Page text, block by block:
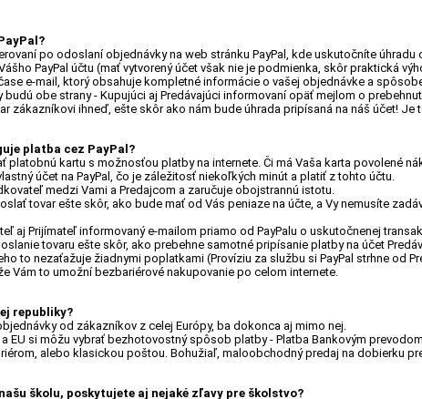
po odoslaní objednávky na web stránku PayPal, kde uskutočníte úhradu
PayPal účtu (mať vytvorený účet však nie je podmienka, skôr praktická
e-mail, ktorý obsahuje kompletné informácie o vašej objednávke a
budú obe strany - Kupujúci aj Predávajúci informovaní opäť mejlom o
zákazníkovi ihneď, ešte skôr ako nám bude úhrada pripísaná na náš účet!
platba cez PayPal?
platobnú kartu s možnosťou platby na internete. Či má Vaša karta povolené
účet na PayPal, čo je záležitosť niekoľkých minút a platiť z tohto účtu.
medzi Vami a Predajcom a zaručuje obojstrannú istotu.
tovar ešte skôr, ako bude mať od Vás peniaze na účte, a Vy nemusíte
aj Prijímateľ informovaný e-mailom priamo od PayPalu o uskutočnenej
tovaru ešte skôr, ako prebehne samotné pripísanie platby na účet
to nezaťažuje žiadnymi poplatkami (Províziu za službu si PayPal strhne od
Vám to umožní bezbariérové nakupovanie po celom internete.
republiky?
od zákazníkov z celej Európy, ba dokonca aj mimo nej.
EU si môžu vybrať bezhotovostný spôsob platby - Platba Bankovým
alebo klasickou poštou. Bohužiaľ, maloobchodný predaj na dobierku
školu, poskytujete aj nejaké zľavy pre školstvo?